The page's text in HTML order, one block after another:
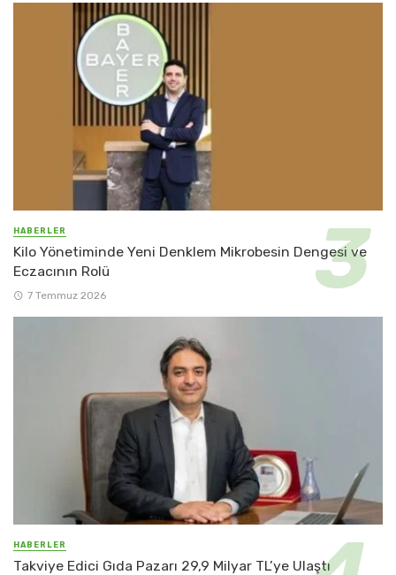
HABERLER
Kilo Yönetiminde Yeni Denklem Mikrobesin Dengesi ve
Eczacının Rolü
7 Temmuz 2026
HABERLER
Takviye Edici Gıda Pazarı 29,9 Milyar TL’ye Ulaştı